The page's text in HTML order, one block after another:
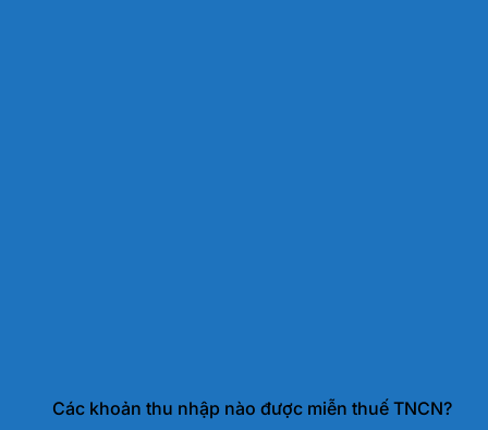
Các khoản thu nhập nào được miễn thuế TNCN?